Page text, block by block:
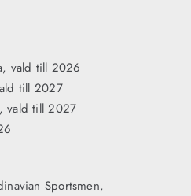
vald till 2026
till 2027
vald till 2027
Sportsmen,